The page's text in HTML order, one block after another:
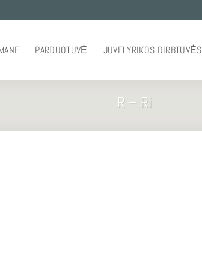
PARDUOTUVĖ JUVELYRIKOS DIRBTUVĖS
R – Ri